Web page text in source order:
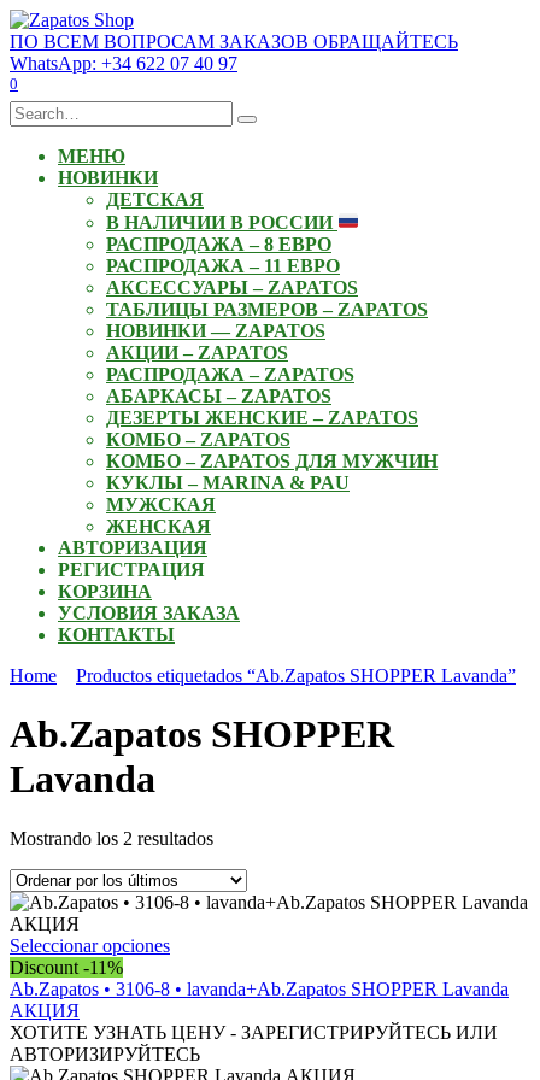
Skip
to
content
ПО ВСЕМ ВОПРОСАМ ЗАКАЗОВ ОБРАЩАЙТЕСЬ
WhatsApp: +34 622 07 40 97
0
Search
for:
МЕНЮ
НОВИНКИ
ДЕТСКАЯ
В НАЛИЧИИ В РОССИИ
РАСПРОДАЖА – 8 ЕВРО
РАСПРОДАЖА – 11 ЕВРО
АКСЕССУАРЫ – ZAPATOS
ТАБЛИЦЫ РАЗМЕРОВ – ZAPATOS
НОВИНКИ — ZAPATOS
АКЦИИ – ZAPATOS
РАСПРОДАЖА – ZAPATOS
АБАРКАСЫ – ZAPATOS
ДЕЗЕРТЫ ЖЕНСКИЕ – ZAPATOS
КОМБО – ZAPATOS
КОМБО – ZAPATOS ДЛЯ МУЖЧИН
КУКЛЫ – MARINA & PAU
МУЖСКАЯ
ЖЕНСКАЯ
АВТОРИЗАЦИЯ
РЕГИСТРАЦИЯ
КОРЗИНА
УСЛОВИЯ ЗАКАЗА
КОНТАКТЫ
Home
Productos etiquetados “Ab.Zapatos SHOPPER Lavanda”
Ab.Zapatos SHOPPER
Lavanda
Mostrando los 2 resultadosOrdenado
los
últimos
Seleccionar opcionesEste
tiene
variantes.
Las
opciones
Discount -11%
Ab.Zapatos • 3106-8 • lavanda+Ab.Zapatos SHOPPER Lavanda
АКЦИЯ
ХОТИТЕ УЗНАТЬ ЦЕНУ - ЗАРЕГИСТРИРУЙТЕСЬ ИЛИ
АВТОРИЗИРУЙТЕСЬ